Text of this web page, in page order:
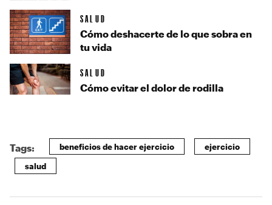
SALUD
Cómo deshacerte de lo que sobra en
tu vida
SALUD
Cómo evitar el dolor de rodilla
Tags: beneficios de hacer ejercicio ejercicio
salud